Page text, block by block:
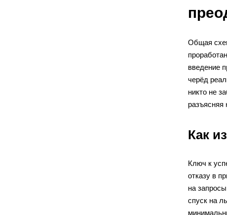
Общая
введение
черёд
никто не
разъясняя
Как
Ключ к
отказу в
на
спуск на